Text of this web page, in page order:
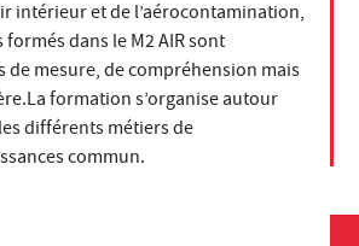
intérieur et de l’aérocontamination,
dans le M2 AIR sont
mesure, de compréhension mais
formation s’organise autour
différents métiers de
commun.